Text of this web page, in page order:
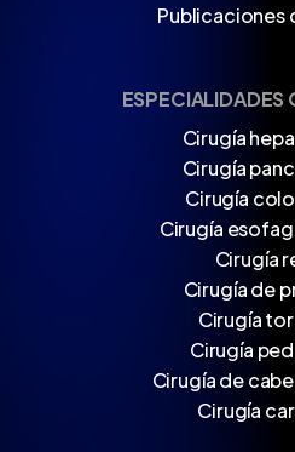
Publicaciones
ESPECIALIDADES
Cirugía
Cirugía
Cirugía
Cirugía
Cirugía
Cirugía de
Cirugía
Cirugía
Cirugía de
Cirugía